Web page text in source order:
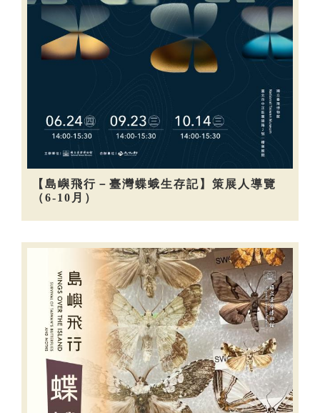
【島嶼飛行－臺灣蝶蛾生存記】策展人導覽
（6-10月）